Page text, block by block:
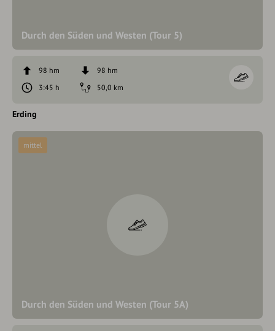
Durch den Süden und Westen (Tour 5)
98 hm
98 hm
3:45 h
50,0 km
Erding
Durch den Süden und Westen (Tour 5A)
mittel